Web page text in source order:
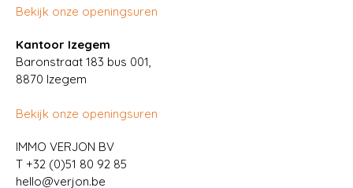
Bekijk onze openingsuren
Kantoor Izegem
Baronstraat 183 bus 001,
8870 Izegem
Bekijk onze openingsuren
IMMO VERJON BV
T +32 (0)51 80 92 85
hello@verjon.be